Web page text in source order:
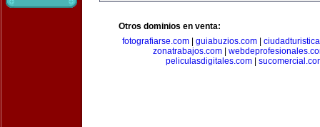
Otros dominios en venta:
fotografiarse.com
guiabuzios.com
zonatrabajos.com|
peliculasdigitales.com